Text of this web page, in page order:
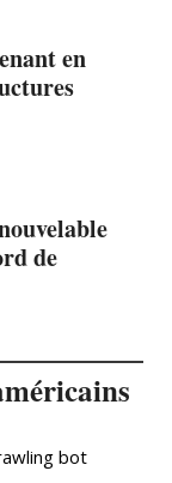
en
de